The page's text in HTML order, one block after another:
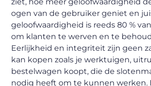
ziet, hoe meer geloofwaardigheid
ogen van de gebruiker geniet en
geloofwaardigheid is reeds 80 %
om klanten te werven en te
Eerlijkheid en integriteit zijn geen
kan kopen zoals je werktuigen,
bestelwagen koopt, die de
nodig heeft om te kunnen werken.